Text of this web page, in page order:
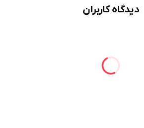
دیدگاه کاربران